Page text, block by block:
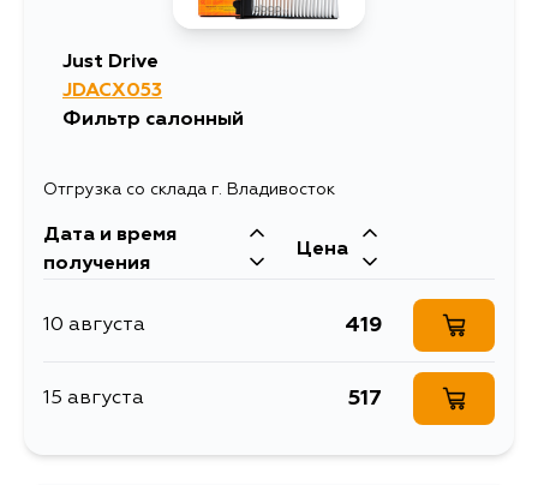
Just Drive
JDACX053
Фильтр салонный
Отгрузка со склада г. Владивосток
Дата и время
получения
Цена
10 августа 419
15 августа 517